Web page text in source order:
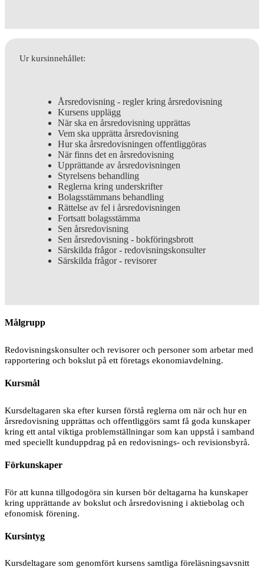
Ur kursinnehållet:
Årsredovisning - regler kring årsredovisning
Kursens upplägg
När ska en årsredovisning upprättas
Vem ska upprätta årsredovisning
Hur ska årsredovisningen offentliggöras
När finns det en årsredovisning
Upprättande av årsredovisningen
Styrelsens behandling
Reglerna kring underskrifter
Bolagsstämmans behandling
Rättelse av fel i årsredovisningen
Fortsatt bolagsstämma
Sen årsredovisning
Sen årsredovisning - bokföringsbrott
Särskilda frågor - redovisningskonsulter
Särskilda frågor - revisorer
Målgrupp
Redovisningskonsulter och revisorer och personer som arbetar med
rapportering och bokslut på ett företags ekonomiavdelning.
Kursmål
Kursdeltagaren ska efter kursen förstå reglerna om när och hur en
årsredovisning upprättas och offentliggörs samt få goda kunskaper
kring ett antal viktiga problemställningar som kan uppstå i samband
med speciellt kunduppdrag på en redovisnings- och revisionsbyrå.
Förkunskaper
För att kunna tillgodogöra sin kursen bör deltagarna ha kunskaper
kring upprättande av bokslut och årsredovisning i aktiebolag och
efonomisk förening.
Kursintyg
Kursdeltagare som genomfört kursens samtliga föreläsningsavsnitt